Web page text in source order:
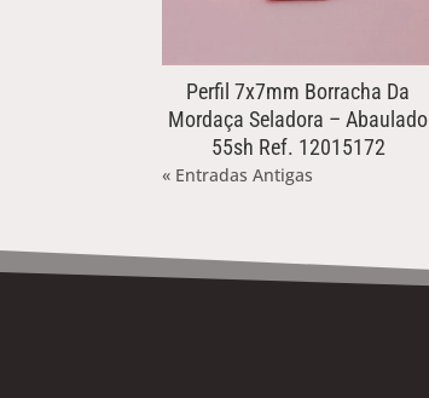
Perfil 7x7mm Borracha Da
Mordaça Seladora – Abaulado
55sh Ref. 12015172
« Entradas Antigas